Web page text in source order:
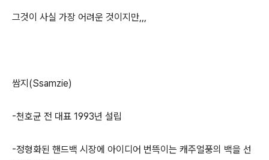
그것이 사실 가장 어려운 것이지만,,,
쌈지(Ssamzie)
-천호균 전 대표 1993년 설립
-정형화된 핸드백 시장에 아이디어 번뜩이는 캐주얼풍의 백을 선